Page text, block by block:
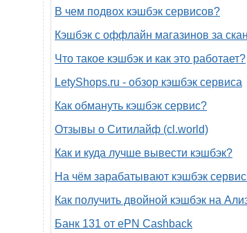
В чем подвох кэшбэк сервисов?
Кэшбэк с оффлайн магазинов за
Что такое кэшбэк и как это работает?
LetyShops.ru - обзор кэшбэк сервиса
Как обмануть кэшбэк сервис?
Отзывы о Ситилайф (cl.world)
Как и куда лучше вывести кэшбэк?
На чём зарабатывают кэшбэк
Как получить двойной кэшбэк на
Банк 131 от ePN Cashback